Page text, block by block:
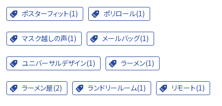
ポスターフィット(1) ポリロール(1)
マスク越しの声(1) メールバッグ(1)
ユニバーサルデザイン(1) ラーメン(1)
ラーメン屋(2) ランドリールーム(1) リモート(1)